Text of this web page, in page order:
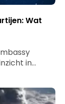
Wat
in…